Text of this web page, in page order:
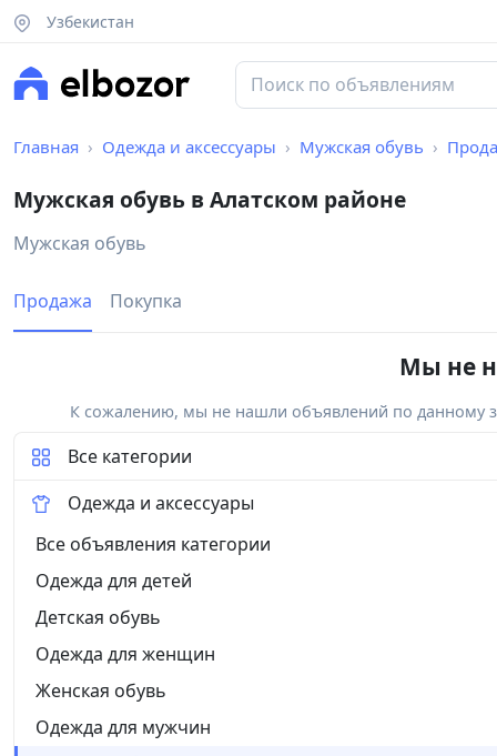
Узбекистан
Главная Одежда и аксессуары Мужская обувь
Мужская обувь в Алатском районе
Мужская обувь
Продажа Покупка
Мы не
К сожалению, мы не нашли объявлений по данному
Все категории
Одежда и аксессуары
Все объявления категории
Одежда для детей
Детская обувь
Одежда для женщин
Женская обувь
Одежда для мужчин